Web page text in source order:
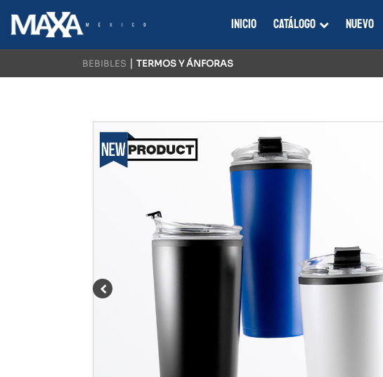
INICIO CATÁLOGO NUEVO
BEBIBLES | TERMOS Y ÁNFORAS